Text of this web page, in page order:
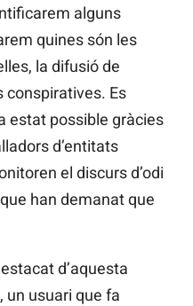
alguns
quines són les
la difusió de
conspiratives. Es
estat possible gràcies
d’entitats
el discurs d’odi
han demanat que
d’aquesta
, un usuari que fa